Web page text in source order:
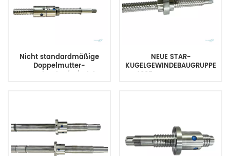
Nicht standardmäßige
Doppelmutter-
Kugelumlaufspindel
Maschine
NEUE STAR-
KUGELGEWINDEBAUGRUPPE
4005 KUGELGEWINDE